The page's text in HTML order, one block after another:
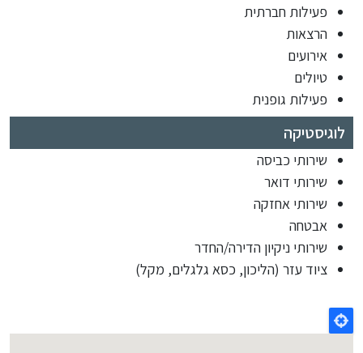
פעילות חברתית
הרצאות
אירועים
טיולים
פעילות גופנית
לוגיסטיקה
שירותי כביסה
שירותי דואר
שירותי אחזקה
אבטחה
שירותי ניקיון הדירה/החדר
ציוד עזר (הליכון, כסא גלגלים, מקל)